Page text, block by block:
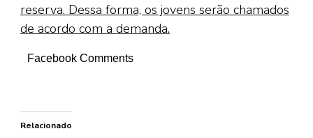
reserva. Dessa forma, os jovens serão chamados
de acordo com a demanda.
Facebook Comments
Relacionado